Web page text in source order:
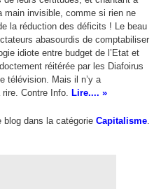
main invisible, comme si rien ne
la réduction des déficits ! Le beau
abasourdis de comptabiliser
idiote entre budget de l’Etat et
réitérée par les Diafoirus
télévision. Mais il n’y a
Contre Info. Lire.... »
dans la catégorie Capitalisme.